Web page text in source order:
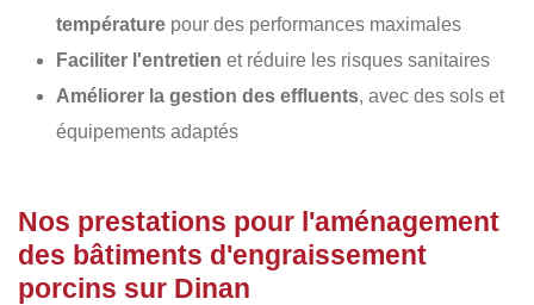
température pour des performances maximales
Faciliter l'entretien et réduire les risques sanitaires
Améliorer la gestion des effluents, avec des sols et
équipements adaptés
Nos prestations pour l'aménagement
des bâtiments d'engraissement
porcins sur Dinan